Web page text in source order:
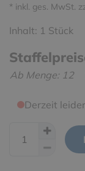
* inkl. ges. MwSt.
Inhalt: 1 Stück
Ab Menge: 12
Derzeit